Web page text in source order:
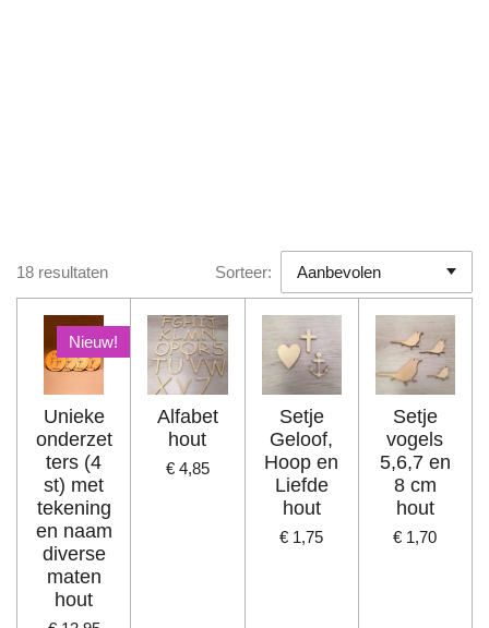
18 resultaten Sorteer:
Nieuw!
Unieke
onderzet
ters (4
st) met
tekening
en naam
diverse
maten
hout
Alfabet
hout
€ 4,85
Setje
Geloof,
Hoop en
Liefde
hout
€ 1,75
Setje
vogels
5,6,7 en
8 cm
hout
€ 1,70